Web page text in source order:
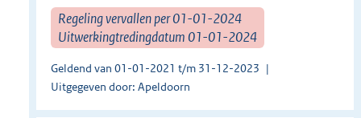
Regeling vervallen per 01-01-2024
Uitwerkingtredingdatum 01-01-2024
Geldend van 01-01-2021 t/m 31-12-2023
Uitgegeven door: Apeldoorn